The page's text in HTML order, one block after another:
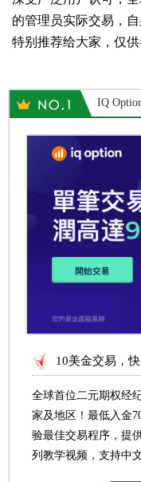
的管理员实际交易，
特别推荐给大家，仅供
IQ
10美金交易，
全球首位二元期权经
家及地区！最低入金
验最佳交易程序，提
列教学视频，支持中